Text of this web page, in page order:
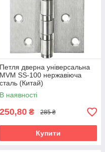
Петля дверна універсальна
MVM SS-100 нержавіюча
сталь (Китай)
В наявності
250,80 ₴ 285 ₴
Купити